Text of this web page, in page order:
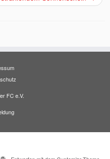
FC e.V.